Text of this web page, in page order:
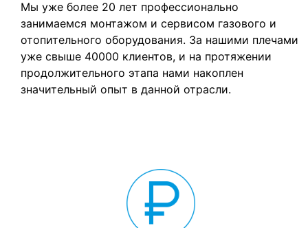
Мы уже более 20 лет профессионально
занимаемся монтажом и сервисом газового и
отопительного оборудования. За нашими плечами
уже свыше 40000 клиентов, и на протяжении
продолжительного этапа нами накоплен
значительный опыт в данной отрасли.